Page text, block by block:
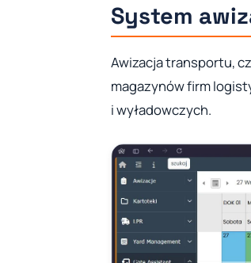
System
Awizacja transportu,
magazynów firm
i wyładowczych.